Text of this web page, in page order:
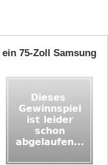
75‑Zoll Samsung